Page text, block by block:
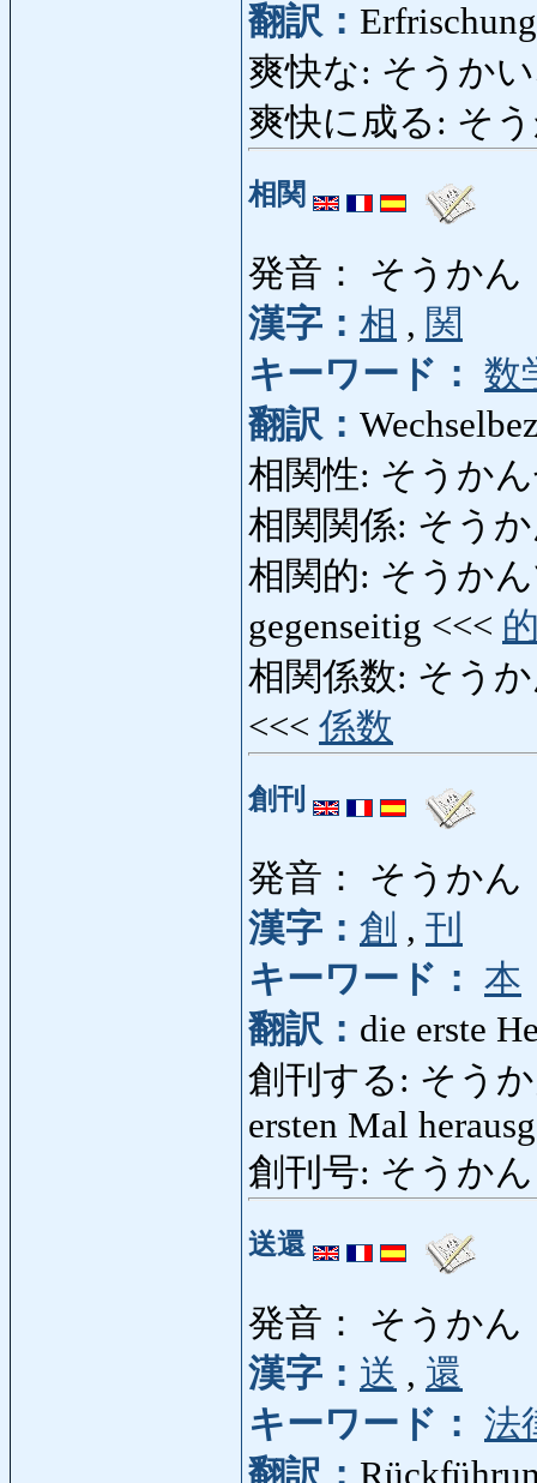
翻訳：
爽快な: そうかい
爽快に成る: そ
相関
発音： そうかん
漢字： 相 , 関
キーワード： 数
翻訳：
相関性: そうか
相関関係: そう
相関的: そうかん
gegenseitig <<<
相関係数: そう
<<< 係数
創刊
発音： そうかん
漢字： 創 , 刊
キーワード： 本
翻訳： die erste
創刊する: そうか
ersten Mal
創刊号: そうかん
送還
発音： そうかん
漢字： 送 , 還
キーワード： 法
翻訳：